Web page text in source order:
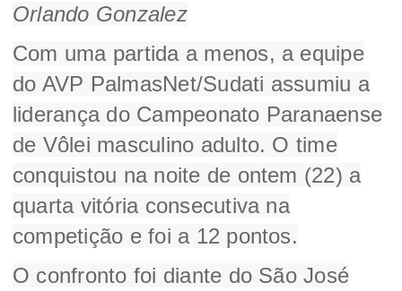
Orlando Gonzalez
Com uma partida a menos, a equipe
do AVP PalmasNet/Sudati assumiu a
liderança do Campeonato Paranaense
de Vôlei masculino adulto. O time
conquistou na noite de ontem (22) a
quarta vitória consecutiva na
competição e foi a 12 pontos.
O confronto foi diante do São José